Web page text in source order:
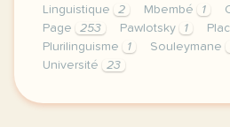
Linguistique
2 Mbembé 1
Page
253 Pawlotsky 1
Plurilinguisme
1 Souleymane
Université
23
le respect de votre vie